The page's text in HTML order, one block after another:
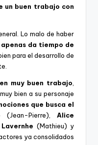
un buen trabajo con
Lo malo de haber
apenas da tiempo de
para el desarrollo de
muy buen trabajo
bien a su personaje
que busca el
(Jean-Pierre), Alice
(Mathieu) y
ya consolidados